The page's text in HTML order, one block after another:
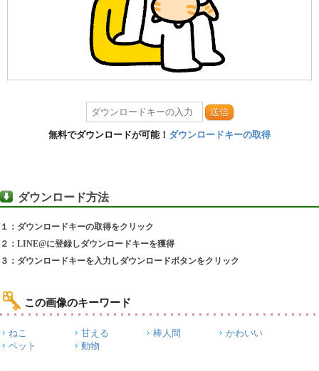
送信
無料でダウンロードが可能！ ダウンロードキーの取得
ダウンロード方法
１：ダウンロードキーの取得をクリック
２：LINE@に登録しダウンロードキーを獲得
３：ダウンロードキーを入力しダウンロードボタンをクリック
この画像のキーワード
ねこ 甘える 棒人間
かわいい
ペット
動物